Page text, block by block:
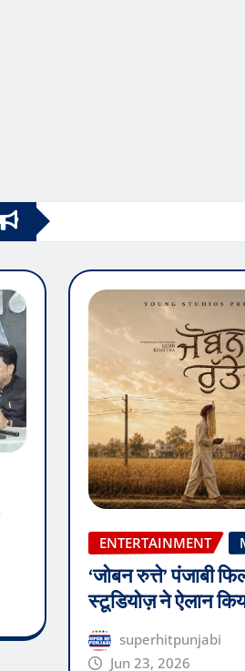
ENTERTAINMENT
‘जोबन रुत्ते’ पंजाबी
स्टूडियोज़ ने ऐलान
superhitpunjabi
Jun 23, 2026